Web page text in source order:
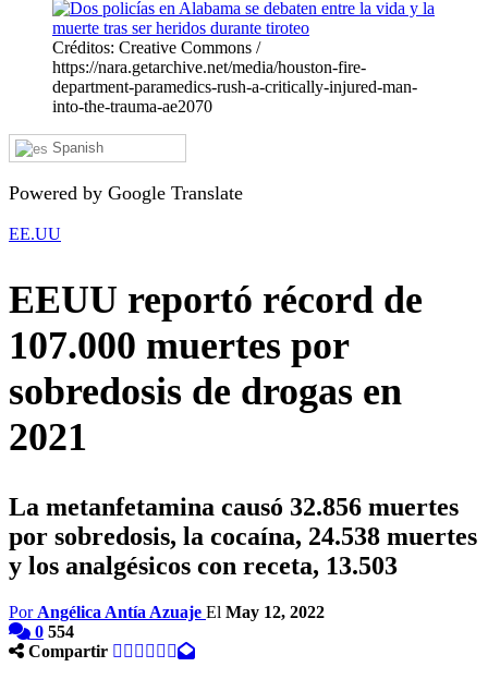
Créditos: Creative Commons /
https://nara.getarchive.net/media/houston-fire-
department-paramedics-rush-a-critically-injured-man-
into-the-trauma-ae2070
Spanish
Powered by Google Translate
EE.UU
EEUU reportó récord de
107.000 muertes por
sobredosis de drogas en
2021
La metanfetamina causó 32.856 muertes
por sobredosis, la cocaína, 24.538 muertes
y los analgésicos con receta, 13.503
Por Angélica Antía Azuaje El May 12, 2022
0 554
Compartir